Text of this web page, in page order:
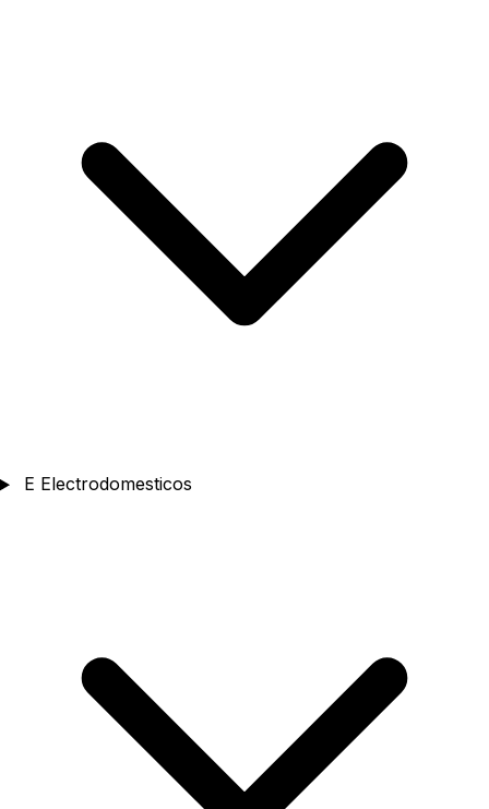
E Electrodomesticos